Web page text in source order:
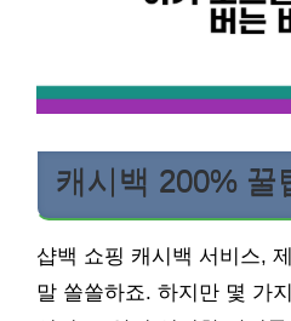
캐시백 200% 꿀
샵백 쇼핑 캐시백 서비스,
말 쏠쏠하죠. 하지만 몇 가